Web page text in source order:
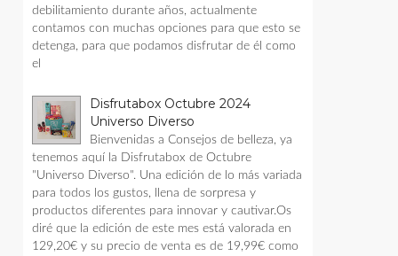
debilitamiento durante años, actualmente
contamos con muchas opciones para que esto se
detenga, para que podamos disfrutar de él como
el
Disfrutabox Octubre 2024
Universo Diverso
Bienvenidas a Consejos de belleza, ya
tenemos aquí la Disfrutabox de Octubre
"Universo Diverso". Una edición de lo más variada
para todos los gustos, llena de sorpresa y
productos diferentes para innovar y cautivar.Os
diré que la edición de este mes está valorada en
129,20€ y su precio de venta es de 19,99€ como